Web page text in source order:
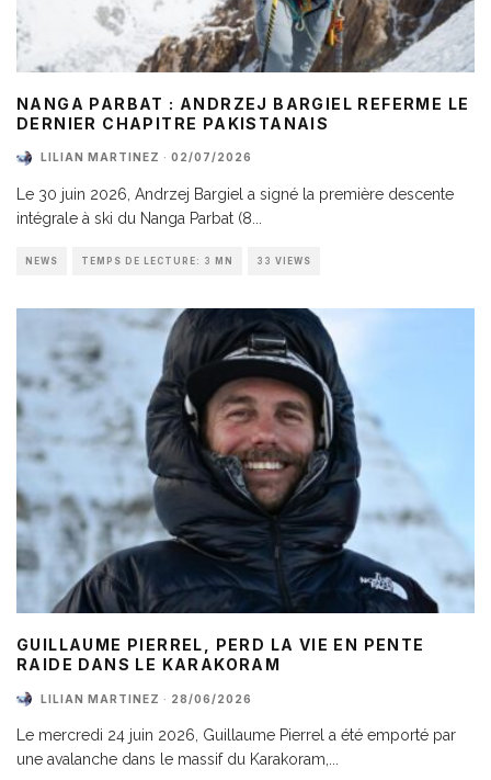
NANGA PARBAT : ANDRZEJ BARGIEL REFERME LE
DERNIER CHAPITRE PAKISTANAIS
LILIAN MARTINEZ · 02/07/2026
Le 30 juin 2026, Andrzej Bargiel a signé la première descente
intégrale à ski du Nanga Parbat (8
NEWS TEMPS DE LECTURE: 3 MN 33 VIEWS
GUILLAUME PIERREL, PERD LA VIE EN PENTE
RAIDE DANS LE KARAKORAM
LILIAN MARTINEZ · 28/06/2026
Le mercredi 24 juin 2026, Guillaume Pierrel a été emporté par
une avalanche dans le massif du Karakoram,...